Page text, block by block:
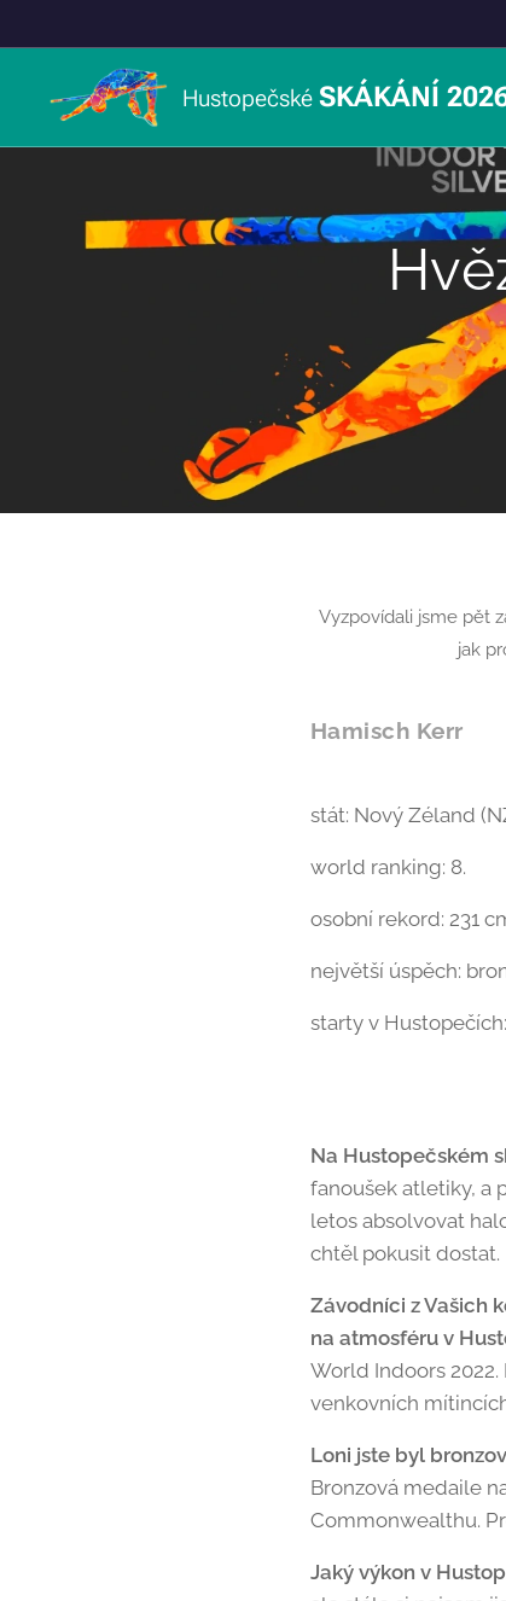
Hustopečské SKÁKÁNÍ
Vyzpovídali jsme pět
jak
Hamisch Kerr
stát: Nový Zéland
world ranking: 8.
osobní rekord: 231
největší úspěch:
starty v
Na Hustopečském
fanoušek atletiky, a
letos absolvovat
chtěl pokusit dostat.
Závodníci z Vašich
na atmosféru v
World Indoors
venkovních
Loni jste byl
Bronzová medaile
Commonwealthu.
Jaký výkon v